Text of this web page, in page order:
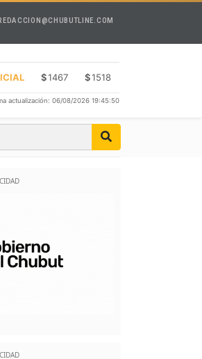
$1467 $1518
actualización: 06/08/2026 19:45:50